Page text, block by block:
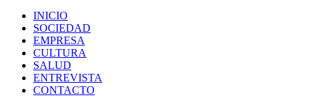
INICIO
SOCIEDAD
EMPRESA
CULTURA
SALUD
ENTREVISTA
CONTACTO